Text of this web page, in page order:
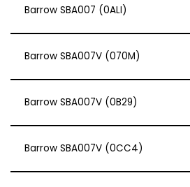
Barrow SBA007 (0ALI)
Barrow SBA007V (070M)
Barrow SBA007V (0B29)
Barrow SBA007V (0CC4)